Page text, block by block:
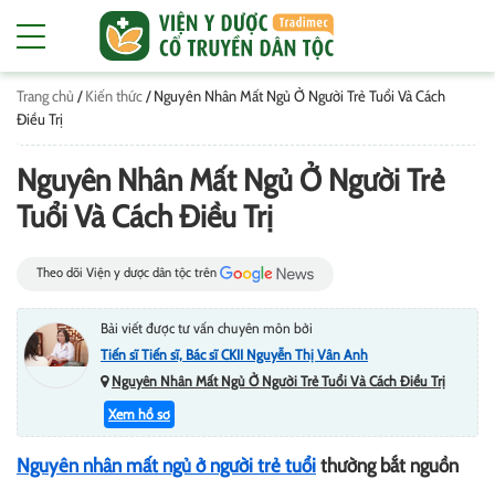
Trang chủ /Kiến thức/Nguyên Nhân Mất Ngủ Ở Người Trẻ Tuổi Và Cách
Điều Trị
Nguyên Nhân Mất Ngủ Ở Người Trẻ
Tuổi Và Cách Điều Trị
Theo dõi Viện y dược dân tộc trên
Bài viết được tư vấn chuyên môn bởi
Tiến sĩ Tiến sĩ, Bác sĩ CKII Nguyễn Thị Vân Anh
Nguyên Nhân Mất Ngủ Ở Người Trẻ Tuổi Và Cách Điều Trị
Xem hồ sơ
Nguyên nhân mất ngủ ở người trẻ tuổithường bắt nguồn